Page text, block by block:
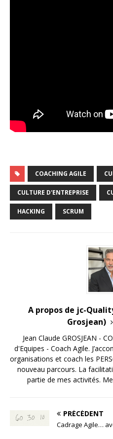
COACHING AGILE
CULTURE D'ENTREPRISE
HACKING SCRUM
A propos de jc-
Grosjean)
Jean Claude GROSJEAN -
d'Equipes - Coach Agile.
organisations et coach les
nouveau parcours. La
partie de mes activités.
PRÉCÉDENT
Cadrage Agile…